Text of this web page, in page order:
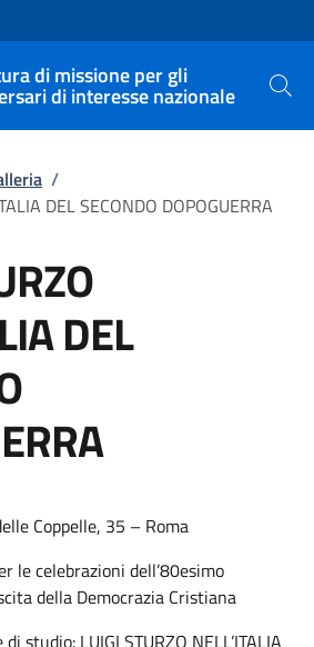
di missione per gli
di interesse nazionale Cerca
/
DEL SECONDO DOPOGUERRA
DEL
Coppelle, 35 – Roma
le celebrazioni dell’80esimo
della Democrazia Cristiana
studio: LUIGI STURZO NELL’ITALIA